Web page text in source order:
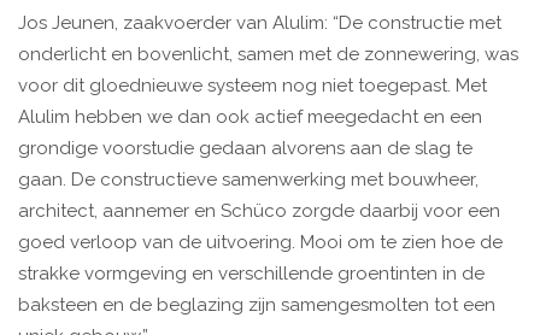
Jos Jeunen, zaakvoerder van Alulim: “De constructie met
onderlicht en bovenlicht, samen met de zonnewering, was
voor dit gloednieuwe systeem nog niet toegepast. Met
Alulim hebben we dan ook actief meegedacht en een
grondige voorstudie gedaan alvorens aan de slag te
gaan. De constructieve samenwerking met bouwheer,
architect, aannemer en Schüco zorgde daarbij voor een
goed verloop van de uitvoering. Mooi om te zien hoe de
strakke vormgeving en verschillende groentinten in de
baksteen en de beglazing zijn samengesmolten tot een